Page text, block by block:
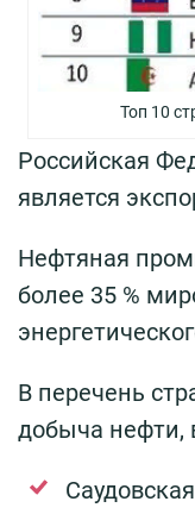
Топ 10
Российская
является
Нефтяная
более 35 %
В перечень
добыча нефти,